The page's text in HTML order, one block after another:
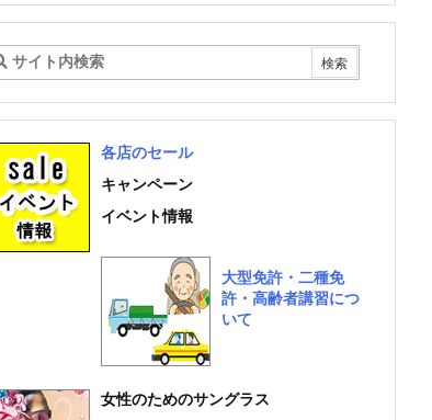
各店のセール
キャンペーン
イベント情報
大型免許・二種免
許・高齢者講習につ
いて
女性のためのサングラス